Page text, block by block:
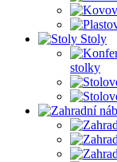
Stoly
stolky